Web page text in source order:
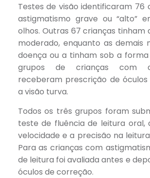
Testes de visão identificaram 76
astigmatismo grave ou “alto”
olhos. Outras 67 crianças tinham
moderado, enquanto as demais
doença ou a tinham sob a forma
grupos de crianças com
receberam prescrição de
a visão turva.
Todos os três grupos foram
teste de fluência de leitura oral,
velocidade e a precisão na
Para as crianças com
de leitura foi avaliada antes e
óculos de correção.